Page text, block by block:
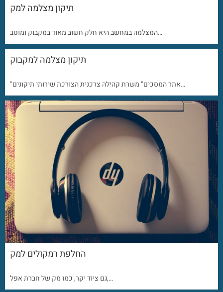
תיקון מצלמה למק
המצלמה במחשב היא חלק חשוב מאוד במקבוק ומוטב…
תיקון מצלמה למקבוק
"אתר המסכים" משרת קהילה צרכנית הצורכת שירותי תיקונים…
החלפת רמקולים למק
גם ציוד יקר, כמו מק של חברת אפל,…